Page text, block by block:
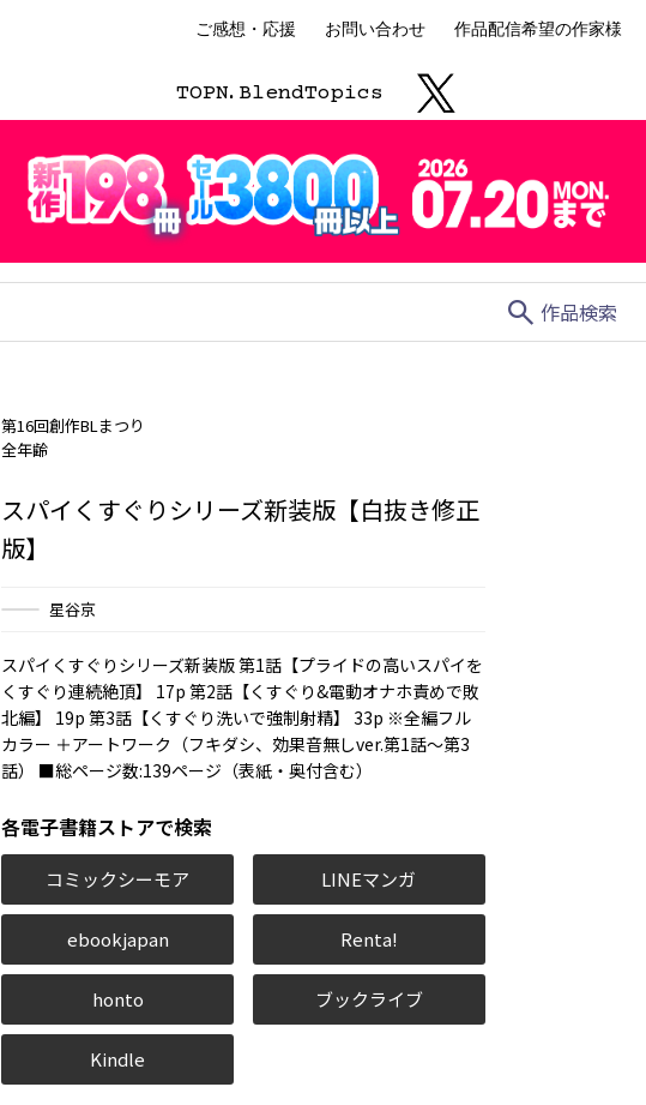
ご感想・応援 お問い合わせ 作品配信希望の作家様
TOPN. BlendTopics
search 作品検索
第16回創作BLまつり
全年齢
スパイくすぐりシリーズ新装版【白抜き修正
版】
星谷京
スパイくすぐりシリーズ新装版 第1話【プライドの高いスパイを
くすぐり連続絶頂】 17p 第2話【くすぐり&電動オナホ責めで敗
北編】 19p 第3話【くすぐり洗いで強制射精】 33p ※全編フル
カラー ＋アートワーク（フキダシ、効果音無しver.第1話～第3
話） ■総ページ数:139ページ（表紙・奥付含む）
各電子書籍ストアで検索
コミックシーモア LINEマンガ
ebookjapan Renta!
honto ブックライブ
Kindle